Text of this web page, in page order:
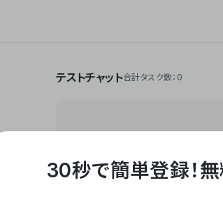
テストチャット合計タスク数：0
**Yoom株式会社は、ビジ
API・RPA・OCRなどの
作業やデスクワークを
30秒で簡単登録！